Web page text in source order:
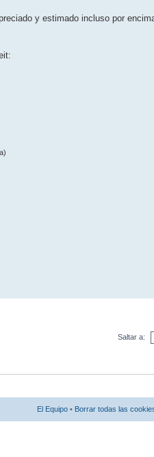
y estimado incluso por
Saltar a:
El Equipo • Borrar todas las